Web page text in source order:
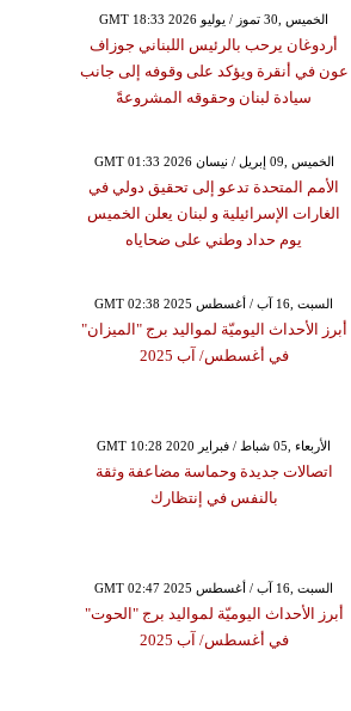
GMT 18:33 2026 الخميس ,30 تموز / يوليو
أردوغان يرحب بالرئيس اللبناني جوزاف
عون في أنقرة ويؤكد على وقوفه إلى جانب
سيادة لبنان وحقوقه المشروعةً
GMT 01:33 2026 الخميس ,09 إبريل / نيسان
الأمم المتحدة تدعو إلى تحقيق دولي في
الغارات الإسرائيلية و لبنان يعلن الخميس
يوم حداد وطني على ضحاياه
GMT 02:38 2025 السبت ,16 آب / أغسطس
أبرز الأحداث اليوميّة لمواليد برج "الميزان"
في أغسطس/ آب 2025
GMT 10:28 2020 الأربعاء ,05 شباط / فبراير
اتصالات جديدة وحماسة مضاعفة وثقة
بالنفس في إنتظارك
GMT 02:47 2025 السبت ,16 آب / أغسطس
أبرز الأحداث اليوميّة لمواليد برج "الحوت"
في أغسطس/ آب 2025